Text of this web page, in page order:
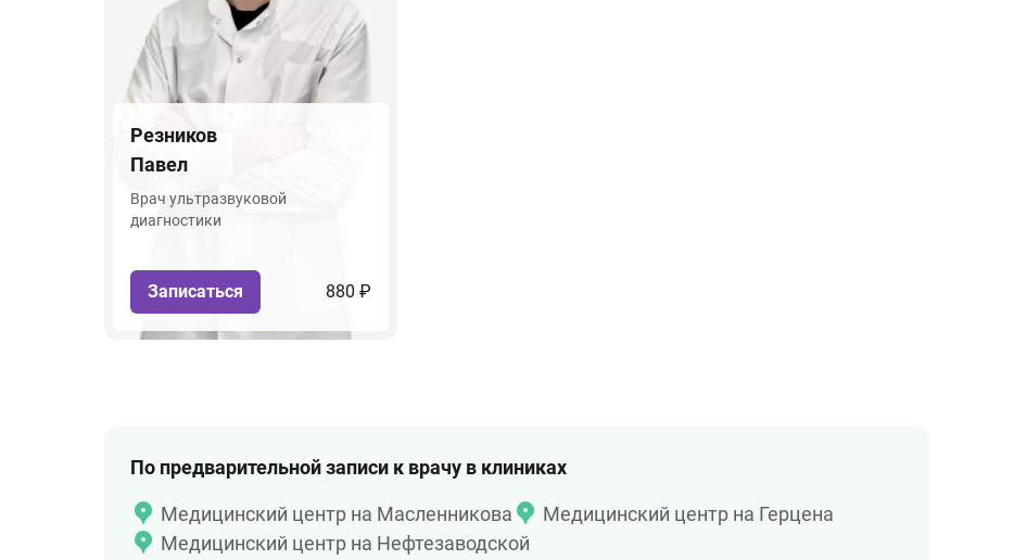
Резников
Павел
Врач ультразвуковой
диагностики
Записаться 880 ₽
По предварительной записи к врачу в клиниках
Медицинский центр на Масленникова
Медицинский центр на Герцена
Медицинский центр на Нефтезаводской